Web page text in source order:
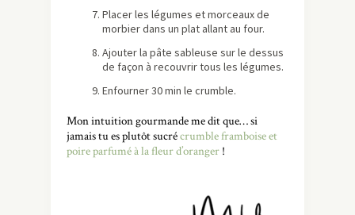
Placer les légumes et morceaux de
morbier dans un plat allant au four.
Ajouter la pâte sableuse sur le dessus
de façon à recouvrir tous les légumes.
Enfourner 30 min le crumble.
Mon intuition gourmande me dit que… si
jamais tu es plutôt sucrécrumble framboise et
poire parfumé à la fleur d’oranger !